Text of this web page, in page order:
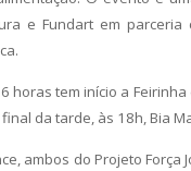
e Fundart em
horas tem início a
da tarde, às 18h, Bia
ambos do Projeto